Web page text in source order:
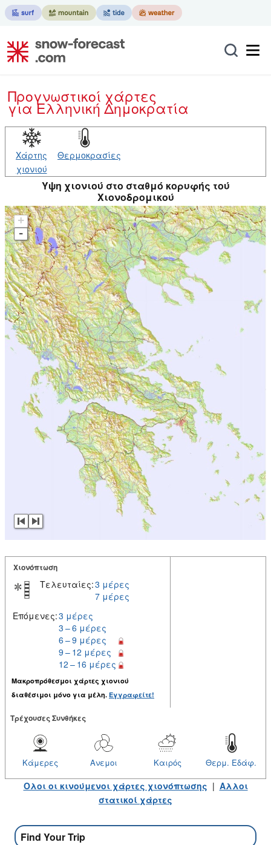
Προγνωστικοί χάρτες
για Ελληνική Δημοκρατία
Χάρτης
χιονιού
Θερμοκρασίες
Yψη χιονιού στο σταθμό κορυφής τού
Χιονοδρομικού
+
-
Χιονόπτωση
Τελευταίες:3 μέρες
7 μέρες
Επόμενες:3 μέρες
3 – 6 μέρες
6 – 9 μέρες
9 – 12 μέρες
12 – 16 μέρες
Μακροπρόθεσμοι χάρτες χιονιού
διαθέσιμοι μόνο για μέλη. Εγγραφείτε!
Tρέχουσες Συνθήκες
Θερμ. Εδάφ.
Καιρός
Ανεμοι
Κάμερες
Ολοι οι κινούμενοι χάρτες χιονόπτωσης | Αλλοι
στατικοί χάρτες
Find Your Trip